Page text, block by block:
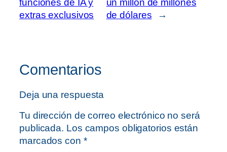
funciones de IA y
extras exclusivos
un millón de millones
de dólares
→
Comentarios
Deja una respuesta
Tu dirección de correo electrónico no será
publicada. Los campos obligatorios están
marcados con *